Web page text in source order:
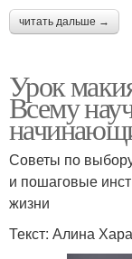
читать дальше →
Урок
Всему
Советы по
и пошаговые
жизни
Текст: Алина